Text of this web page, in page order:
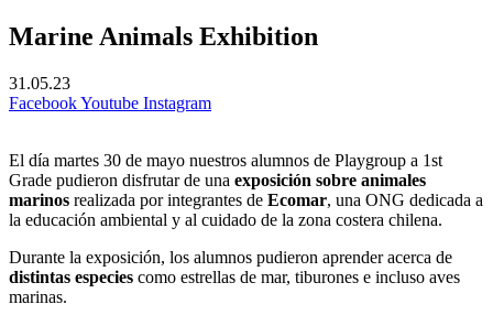
Marine Animals Exhibition
31.05.23
FacebookYoutube Instagram
El día martes 30 de mayo nuestros alumnos de Playgroup a 1st
Grade pudieron disfrutar de una exposición sobre animales
marinos realizada por integrantes de Ecomar, una ONG dedicada a
la educación ambiental y al cuidado de la zona costera chilena.
Durante la exposición, los alumnos pudieron aprender acerca de
distintas especies como estrellas de mar, tiburones e incluso aves
marinas.